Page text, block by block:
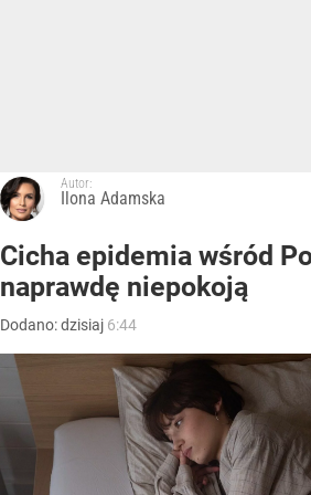
Autor:
Ilona Adamska
Cicha epidemia wśród
naprawdę niepokoją
Dodano:dzisiaj 6:44